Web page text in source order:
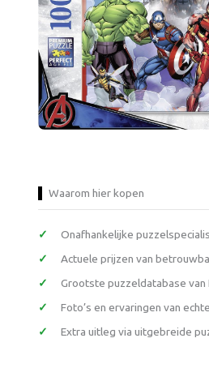
Waarom hier kopen
Onafhankelijke
Actuele prijzen van
Grootste puzzeldatabase van
Foto’s en ervaringen van
Extra uitleg via uitgebreide